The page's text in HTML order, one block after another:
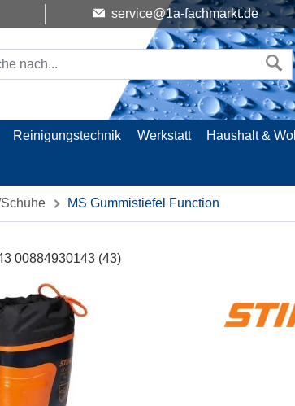
service@1a-fachmarkt.de
Reinigungstechnik Werkstatt Haushalt &
MS Gummistiefel Function
00884930143 (43)